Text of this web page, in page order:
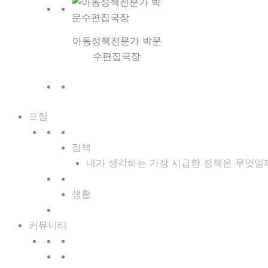
아동정책전문가 박문
수편집국장
포럼
정책
내가 생각하는 가장 시급한 정책은 무엇일
생활
커뮤니티